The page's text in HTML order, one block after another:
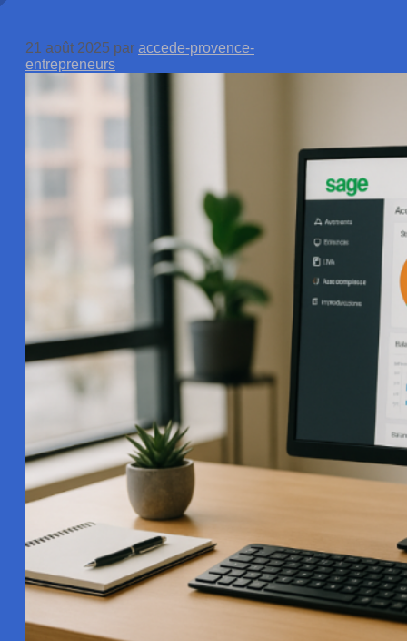
21 août 2025 par accede-provence-
entrepreneurs